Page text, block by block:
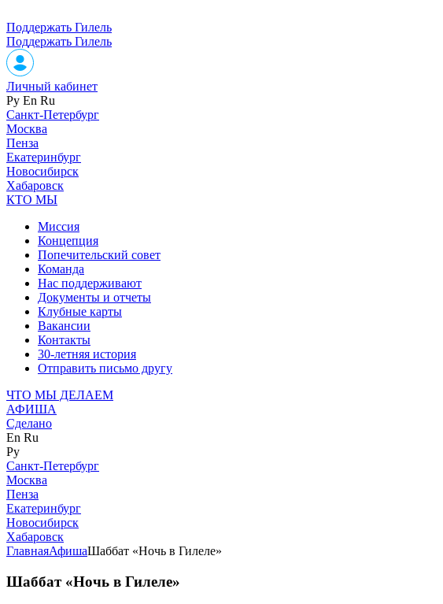
Поддержать Гилель
Поддержать Гилель
Личный кабинет
Ру En Ru
Санкт-Петербург
Москва
Пенза
Екатеринбург
Новосибирск
Хабаровск
КТО МЫ
Миссия
Концепция
Попечительский совет
Команда
Нас поддерживают
Документы и отчеты
Клубные карты
Вакансии
Контакты
30-летняя история
Отправить письмо другу
ЧТО МЫ ДЕЛАЕМ
АФИША
Сделано
En Ru
Ру
Санкт-Петербург
Москва
Пенза
Екатеринбург
Новосибирск
Хабаровск
ГлавнаяАфишаШаббат «Ночь в Гилеле»
Шаббат «Ночь в Гилеле»